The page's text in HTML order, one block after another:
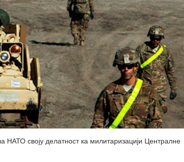
своју делатност ка милитаризацији Централне